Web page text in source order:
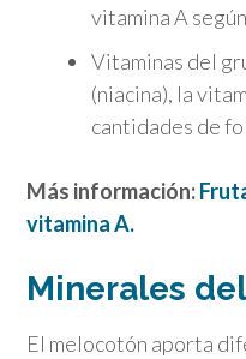
vitamina A
Vitaminas del
(niacina), la
cantidades de
Más información:
vitamina A.
Minerales
El melocotón aporta